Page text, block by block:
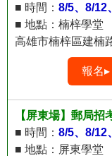
■ 時間：8/5、8/12
■ 地點：楠梓學堂
高雄市楠梓區建楠
報名
【屏東場】郵局招
■ 時間：8/5、8/12
■ 地點：屏東學堂